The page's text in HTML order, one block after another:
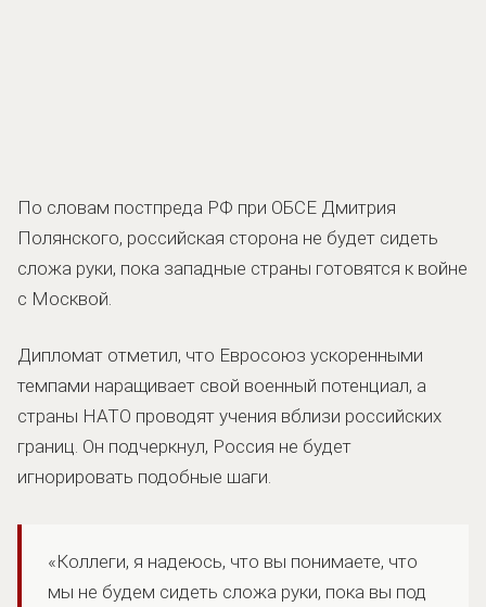
По словам постпреда РФ при ОБСЕ Дмитрия
Полянского, российская сторона не будет сидеть
сложа руки, пока западные страны готовятся к войне
с Москвой.
Дипломат отметил, что Евросоюз ускоренными
темпами наращивает свой военный потенциал, а
страны НАТО проводят учения вблизи российских
границ. Он подчеркнул, Россия не будет
игнорировать подобные шаги.
«Коллеги, я надеюсь, что вы понимаете, что
мы не будем сидеть сложа руки, пока вы под